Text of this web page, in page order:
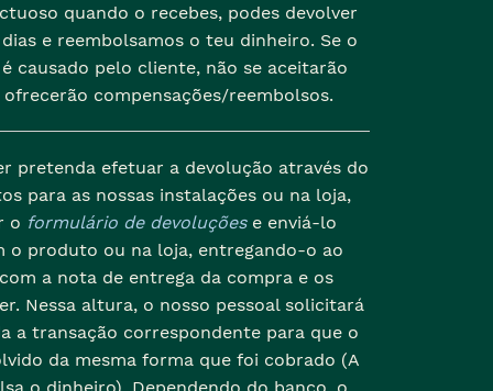
quando o recebes, podes devolver
e reembolsamos o teu dinheiro. Se o
causado pelo cliente, não se aceitarão
compensações/reembolsos.
pretenda efetuar a devolução através do
para as nossas instalações ou na loja,
o formulário de devoluçõese enviá-lo
o produto ou na loja, entregando-o ao
a nota de entrega da compra e os
Nessa altura, o nosso pessoal solicitará
a transação correspondente para que o
da mesma forma que foi cobrado (A